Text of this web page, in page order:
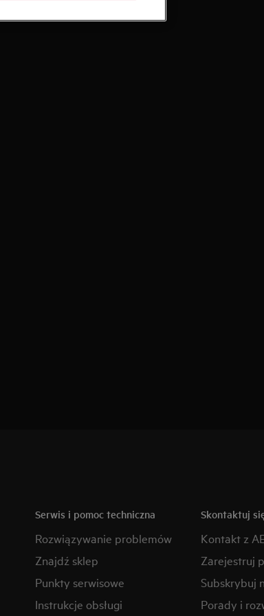
Serwis i pomoc techniczna
Rozwiązywanie problemów
Znajdź sklep
Punkty serwisowe
Instrukcje obsługi
Skontaktuj
Kontakt z
Zarejestruj
Subskrybuj
Porady i